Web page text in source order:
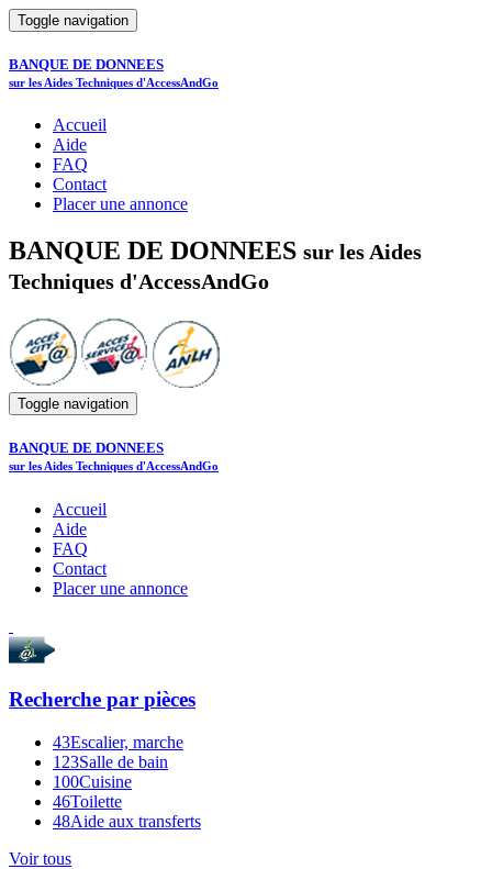
Toggle navigation
BANQUE DE DONNEES
sur les Aides Techniques d'AccessAndGo
Accueil
Aide
FAQ
Contact
Placer une annonce
BANQUE DE DONNEES sur les Aides
Techniques d'AccessAndGo
Toggle navigation
BANQUE DE DONNEES
sur les Aides Techniques d'AccessAndGo
Accueil
Aide
FAQ
Contact
Placer une annonce
Recherche par pièces
43Escalier, marche
123Salle de bain
100Cuisine
46Toilette
48Aide aux transferts
Voir tous